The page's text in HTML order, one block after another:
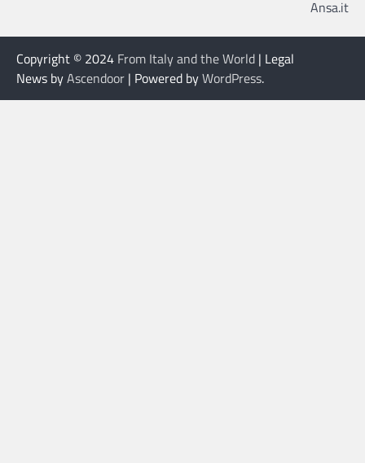
Ansa.it
Copyright © 2024 From Italy and the World | Legal
News byAscendoor | Powered byWordPress.